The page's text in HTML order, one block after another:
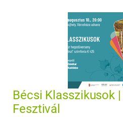
Bécsi Klasszikusok
Fesztivál